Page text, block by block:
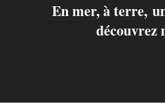
En mer, à terre,
découvrez